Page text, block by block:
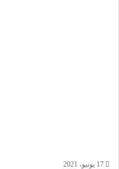
17 يونيو، 2021